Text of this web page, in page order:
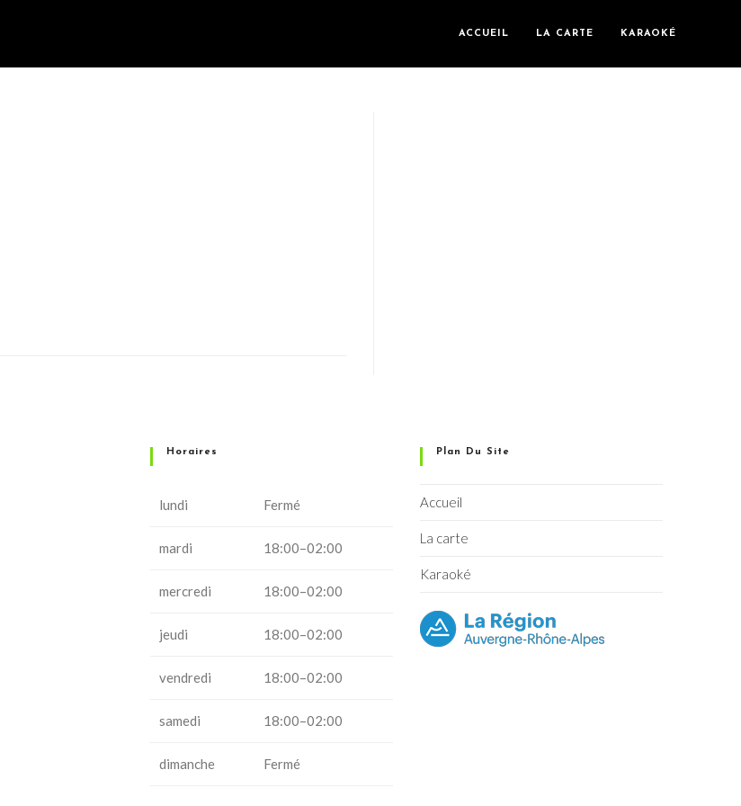
ACCUEIL LA CARTE KARAOKÉ
Horaires
lundi Fermé
mardi 18:00–02:00
mercredi 18:00–02:00
jeudi 18:00–02:00
vendredi 18:00–02:00
samedi 18:00–02:00
dimanche Fermé
Plan Du Site
Accueil
La carte
Karaoké